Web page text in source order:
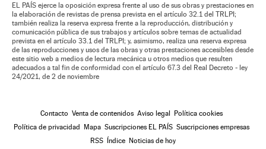
EL PAÍS ejerce la oposición expresa frente al uso de sus obras y prestaciones en
la elaboración de revistas de prensa prevista en el artículo 32.1 del TRLPI;
también realiza la reserva expresa frente a la reproducción, distribución y
comunicación pública de sus trabajos y artículos sobre temas de actualidad
prevista en el artículo 33.1 del TRLPI; y, asimismo, realiza una reserva expresa
de las reproducciones y usos de las obras y otras prestaciones accesibles desde
este sitio web a medios de lectura mecánica u otros medios que resulten
adecuados a tal fin de conformidad con el artículo 67.3 del Real Decreto - ley
24/2021, de 2 de noviembre
Contacto Venta de contenidos Aviso legal Política cookies
Política de privacidad Mapa Suscripciones EL PAÍS Suscripciones empresas
RSS Índice Noticias de hoy